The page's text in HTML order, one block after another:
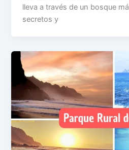
lleva a través de un bosque
secretos y